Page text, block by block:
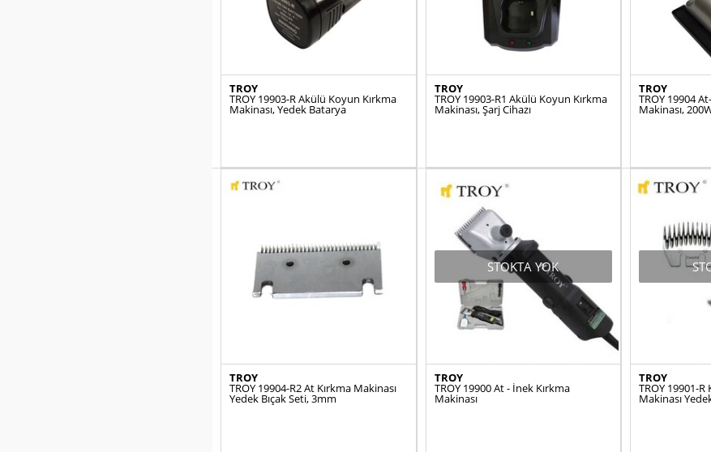
TROY
TROY 19903-R Akülü Koyun Kırkma
Makinası, Yedek Batarya
TROY
TROY 19903-R1 Akülü Koyun Kırkma
Makinası, Şarj Cihazı
TROY
TROY 19904
Makinası,
TROY
TROY 19904-R2 At Kırkma Makinası
Yedek Bıçak Seti, 3mm
STOKTA YOK
TROY
TROY 19900 At - İnek Kırkma
Makinası
TROY
TROY 19901-
Makinası